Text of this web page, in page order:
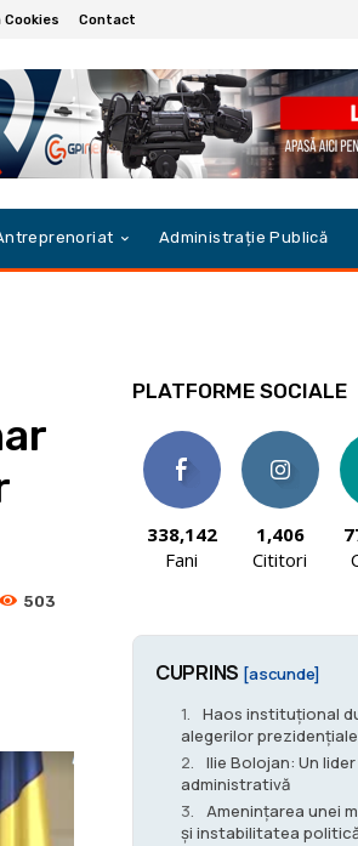
Contact
Administrație Publică
503
PLATFORME SOCIALE
338,142
Fani
1,406
Cititori
CUPRINS [ascunde]
Haos instituțional
alegerilor prezidențiale
Ilie Bolojan: Un
administrativă
Amenințarea unei
și instabilitatea